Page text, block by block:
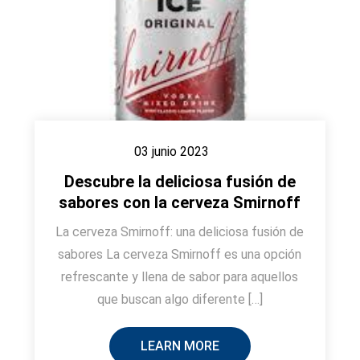
03 junio 2023
Descubre la deliciosa fusión de
sabores con la cerveza Smirnoff
La cerveza Smirnoff: una deliciosa fusión de
sabores La cerveza Smirnoff es una opción
refrescante y llena de sabor para aquellos
que buscan algo diferente […]
LEARN MORE